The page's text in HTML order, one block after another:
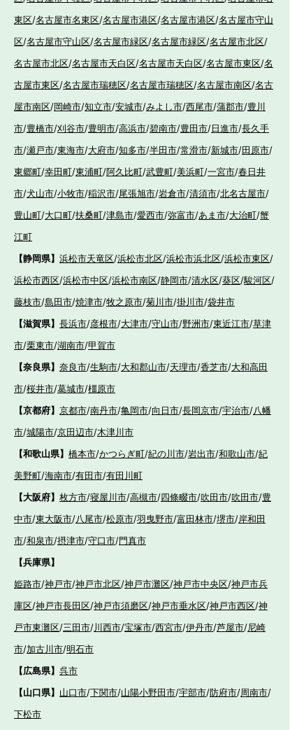
東区/名古屋市名東区/名古屋市港区/名古屋市港区/名古屋市守山
区/名古屋市守山区/名古屋市緑区/名古屋市緑区/名古屋市北区/
名古屋市北区/名古屋市天白区/名古屋市天白区/名古屋市東区/名
古屋市東区/名古屋市瑞穂区/名古屋市瑞穂区/名古屋市南区/名古
屋市南区/岡崎市/知立市/安城市/みよし市/西尾市/蒲郡市/豊川
市/豊橋市/刈谷市/豊明市/高浜市/碧南市/豊田市/日進市/長久手
市/瀬戸市/東海市/大府市/知多市/半田市/常滑市/新城市/田原市/
東郷町/幸田町/東浦町/阿久比町/武豊町/美浜町/一宮市/春日井
市/犬山市/小牧市/稲沢市/尾張旭市/岩倉市/清須市/北名古屋市/
豊山町/大口町/扶桑町/津島市/愛西市/弥富市/あま市/大治町/蟹
江町
【静岡県】 浜松市天竜区/浜松市北区/浜松市浜北区/浜松市東区/
浜松市西区/浜松市中区/浜松市南区/静岡市/清水区/葵区/駿河区/
藤枝市/島田市/焼津市/牧之原市/菊川市/掛川市/袋井市
【滋賀県】 長浜市/彦根市/大津市/守山市/野洲市/東近江市/草津
市/栗東市/湖南市/甲賀市
【奈良県】 奈良市/生駒市/大和郡山市/天理市/香芝市/大和高田
市/桜井市/葛城市/橿原市
【京都府】 京都市/南丹市/亀岡市/向日市/長岡京市/宇治市/八幡
市/城陽市/京田辺市/木津川市
【和歌山県】 橋本市/かつらぎ町/紀の川市/岩出市/和歌山市/紀
美野町/海南市/有田市/有田川町
【大阪府】 枚方市/寝屋川市/高槻市/四條畷市/吹田市/吹田市/豊
中市/東大阪市/八尾市/松原市/羽曳野市/富田林市/堺市/岸和田
市/和泉市/摂津市/守口市/門真市
【兵庫県】
姫路市/神戸市/神戸市北区/神戸市灘区/神戸市中央区/神戸市兵
庫区/神戸市長田区/神戸市須磨区/神戸市垂水区/神戸市西区/神
戸市東灘区/三田市/川西市/宝塚市/西宮市/伊丹市/芦屋市/尼崎
市/加古川市/明石市
【広島県】 呉市
【山口県】 山口市/下関市/山陽小野田市/宇部市/防府市/周南市/
下松市